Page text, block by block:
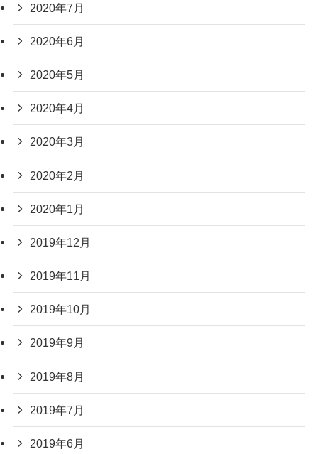
2020年7月
2020年6月
2020年5月
2020年4月
2020年3月
2020年2月
2020年1月
2019年12月
2019年11月
2019年10月
2019年9月
2019年8月
2019年7月
2019年6月